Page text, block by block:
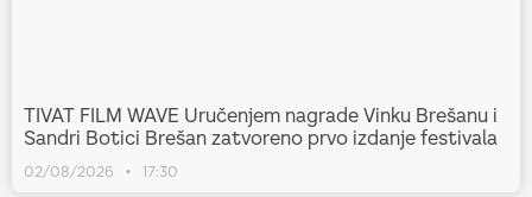
TIVAT FILM WAVE Uručenjem nagrade Vinku Brešanu i
Sandri Botici Brešan zatvoreno prvo izdanje festivala
02/08/2026 17:30